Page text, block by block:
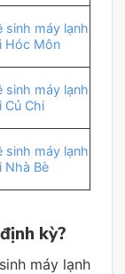
sinh máy lạnh
Hóc Môn
sinh máy lạnh
Củ Chi
sinh máy lạnh
Nhà Bè
kỳ?
máy lạnh